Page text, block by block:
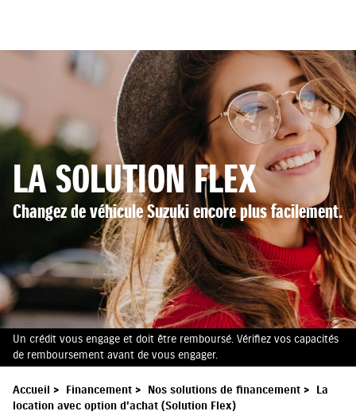
LA SOLUTION FLEX
Changez de véhicule Suzuki encore plus facilement.
Un crédit vous engage et doit être remboursé. Vérifiez vos capacités
de remboursement avant de vous engager.
Accueil > Financement > Nos solutions de financement > La
location avec option d'achat (Solution Flex)